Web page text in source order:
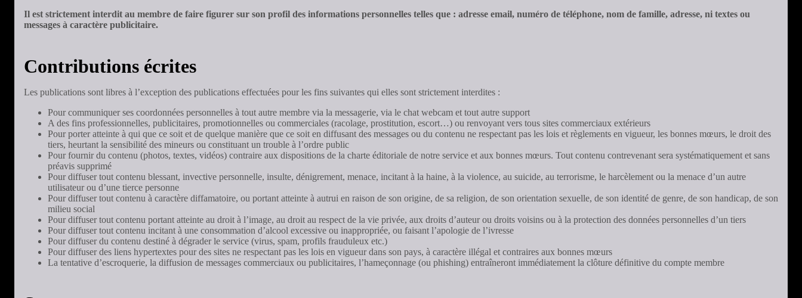
Il est strictement interdit au membre de faire figurer sur son profil des informations personnelles telles que : adresse email, numéro de téléphone, nom de famille, adresse, ni textes ou
messages à caractère publicitaire.
Contributions écrites
Les publications sont libres à l’exception des publications effectuées pour les fins suivantes qui elles sont strictement interdites :
Pour communiquer ses coordonnées personnelles à tout autre membre via la messagerie, via le chat webcam et tout autre support
A des fins professionnelles, publicitaires, promotionnelles ou commerciales (racolage, prostitution, escort…) ou renvoyant vers tous sites commerciaux extérieurs
Pour porter atteinte à qui que ce soit et de quelque manière que ce soit en diffusant des messages ou du contenu ne respectant pas les lois et règlements en vigueur, les bonnes mœurs, le droit des
tiers, heurtant la sensibilité des mineurs ou constituant un trouble à l’ordre public
Pour fournir du contenu (photos, textes, vidéos) contraire aux dispositions de la charte éditoriale de notre service et aux bonnes mœurs. Tout contenu contrevenant sera systématiquement et sans
préavis supprimé
Pour diffuser tout contenu blessant, invective personnelle, insulte, dénigrement, menace, incitant à la haine, à la violence, au suicide, au terrorisme, le harcèlement ou la menace d’un autre
utilisateur ou d’une tierce personne
Pour diffuser tout contenu à caractère diffamatoire, ou portant atteinte à autrui en raison de son origine, de sa religion, de son orientation sexuelle, de son identité de genre, de son handicap, de son
milieu social
Pour diffuser tout contenu portant atteinte au droit à l’image, au droit au respect de la vie privée, aux droits d’auteur ou droits voisins ou à la protection des données personnelles d’un tiers
Pour diffuser tout contenu incitant à une consommation d’alcool excessive ou inappropriée, ou faisant l’apologie de l’ivresse
Pour diffuser du contenu destiné à dégrader le service (virus, spam, profils frauduleux etc.)
Pour diffuser des liens hypertextes pour des sites ne respectant pas les lois en vigueur dans son pays, à caractère illégal et contraires aux bonnes mœurs
La tentative d’escroquerie, la diffusion de messages commerciaux ou publicitaires, l’hameçonnage (ou phishing) entraîneront immédiatement la clôture définitive du compte membre